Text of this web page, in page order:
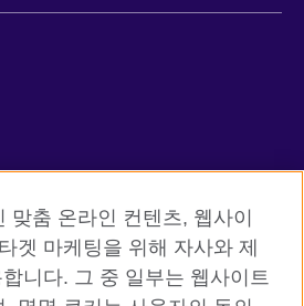
맞춤 온라인 컨텐츠, 웹사이
겟 마케팅을 위해 자사와 제
니다. 그 중 일부는 웹사이트